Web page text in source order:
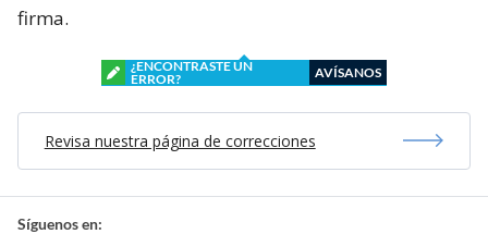
firma.
¿ENCONTRASTE UN
ERROR?
AVÍSANOS
Revisa nuestra página de correcciones
Síguenos en: